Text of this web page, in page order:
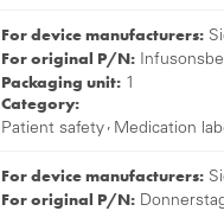
For device manufacturers:
For original P/N:
Packaging unit: 1
Category:
Patient safety , Medication
For device manufacturers:
For original P/N: